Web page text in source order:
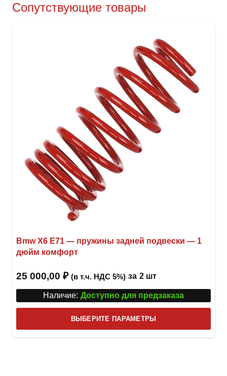
Сопутствующие товары
Bmw X6 E71 — пружины задней подвески — 1
дюйм комфорт
25 000,00 ₽ (в т.ч. НДС 5%) за 2 шт
Наличие: Доступно для предзаказа
ВЫБЕРИТЕ ПАРАМЕТРЫ
товар